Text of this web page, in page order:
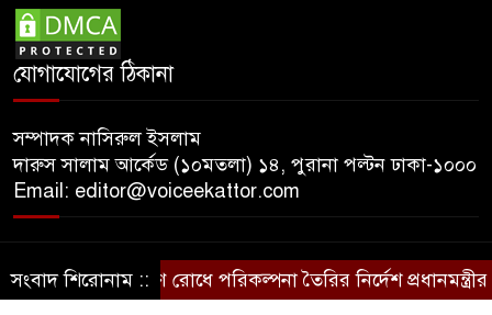
যোগাযোগের ঠিকানা
সম্পাদক নাসিরুল ইসলাম
দারুস সালাম আর্কেড (১০মতলা) ১৪, পুরানা পল্টন ঢাকা-১০০০
Email: editor@voiceekattor.com
© Copyright By © Voice Ekattor
সংবাদ শিরোনাম ::
নদীদূষণ রোধে পরিকল্পনা তৈরির নির্দেশ প্রধানমন্ত্রীর